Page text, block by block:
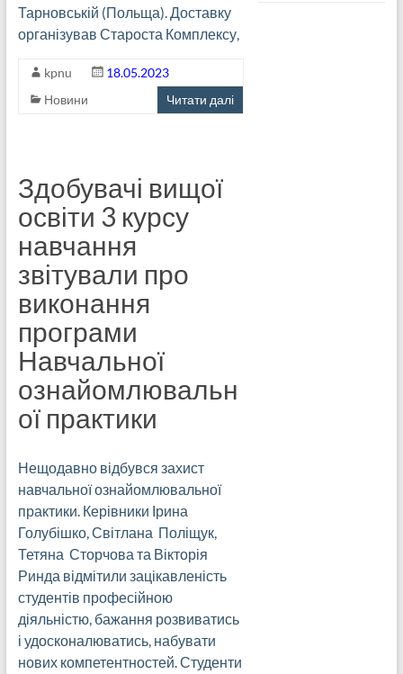
Тарновській (Польща). Доставку
організував Староста Комплексу,
kpnu
18.05.2023
Новини
Читати далі
Здобувачі вищої
освіти 3 курсу
навчання
звітували про
виконання
програми
Навчальної
ознайомлювальн
ої практики
Нещодавно відбувся захист
навчальної ознайомлювальної
практики. Керівники Ірина
Голубішко, Світлана Поліщук,
Тетяна Сторчова та Вікторія
Ринда відмітили зацікавленість
студентів професійною
діяльністю, бажання розвиватись
і удосконалюватись, набувати
нових компетентностей. Студенти